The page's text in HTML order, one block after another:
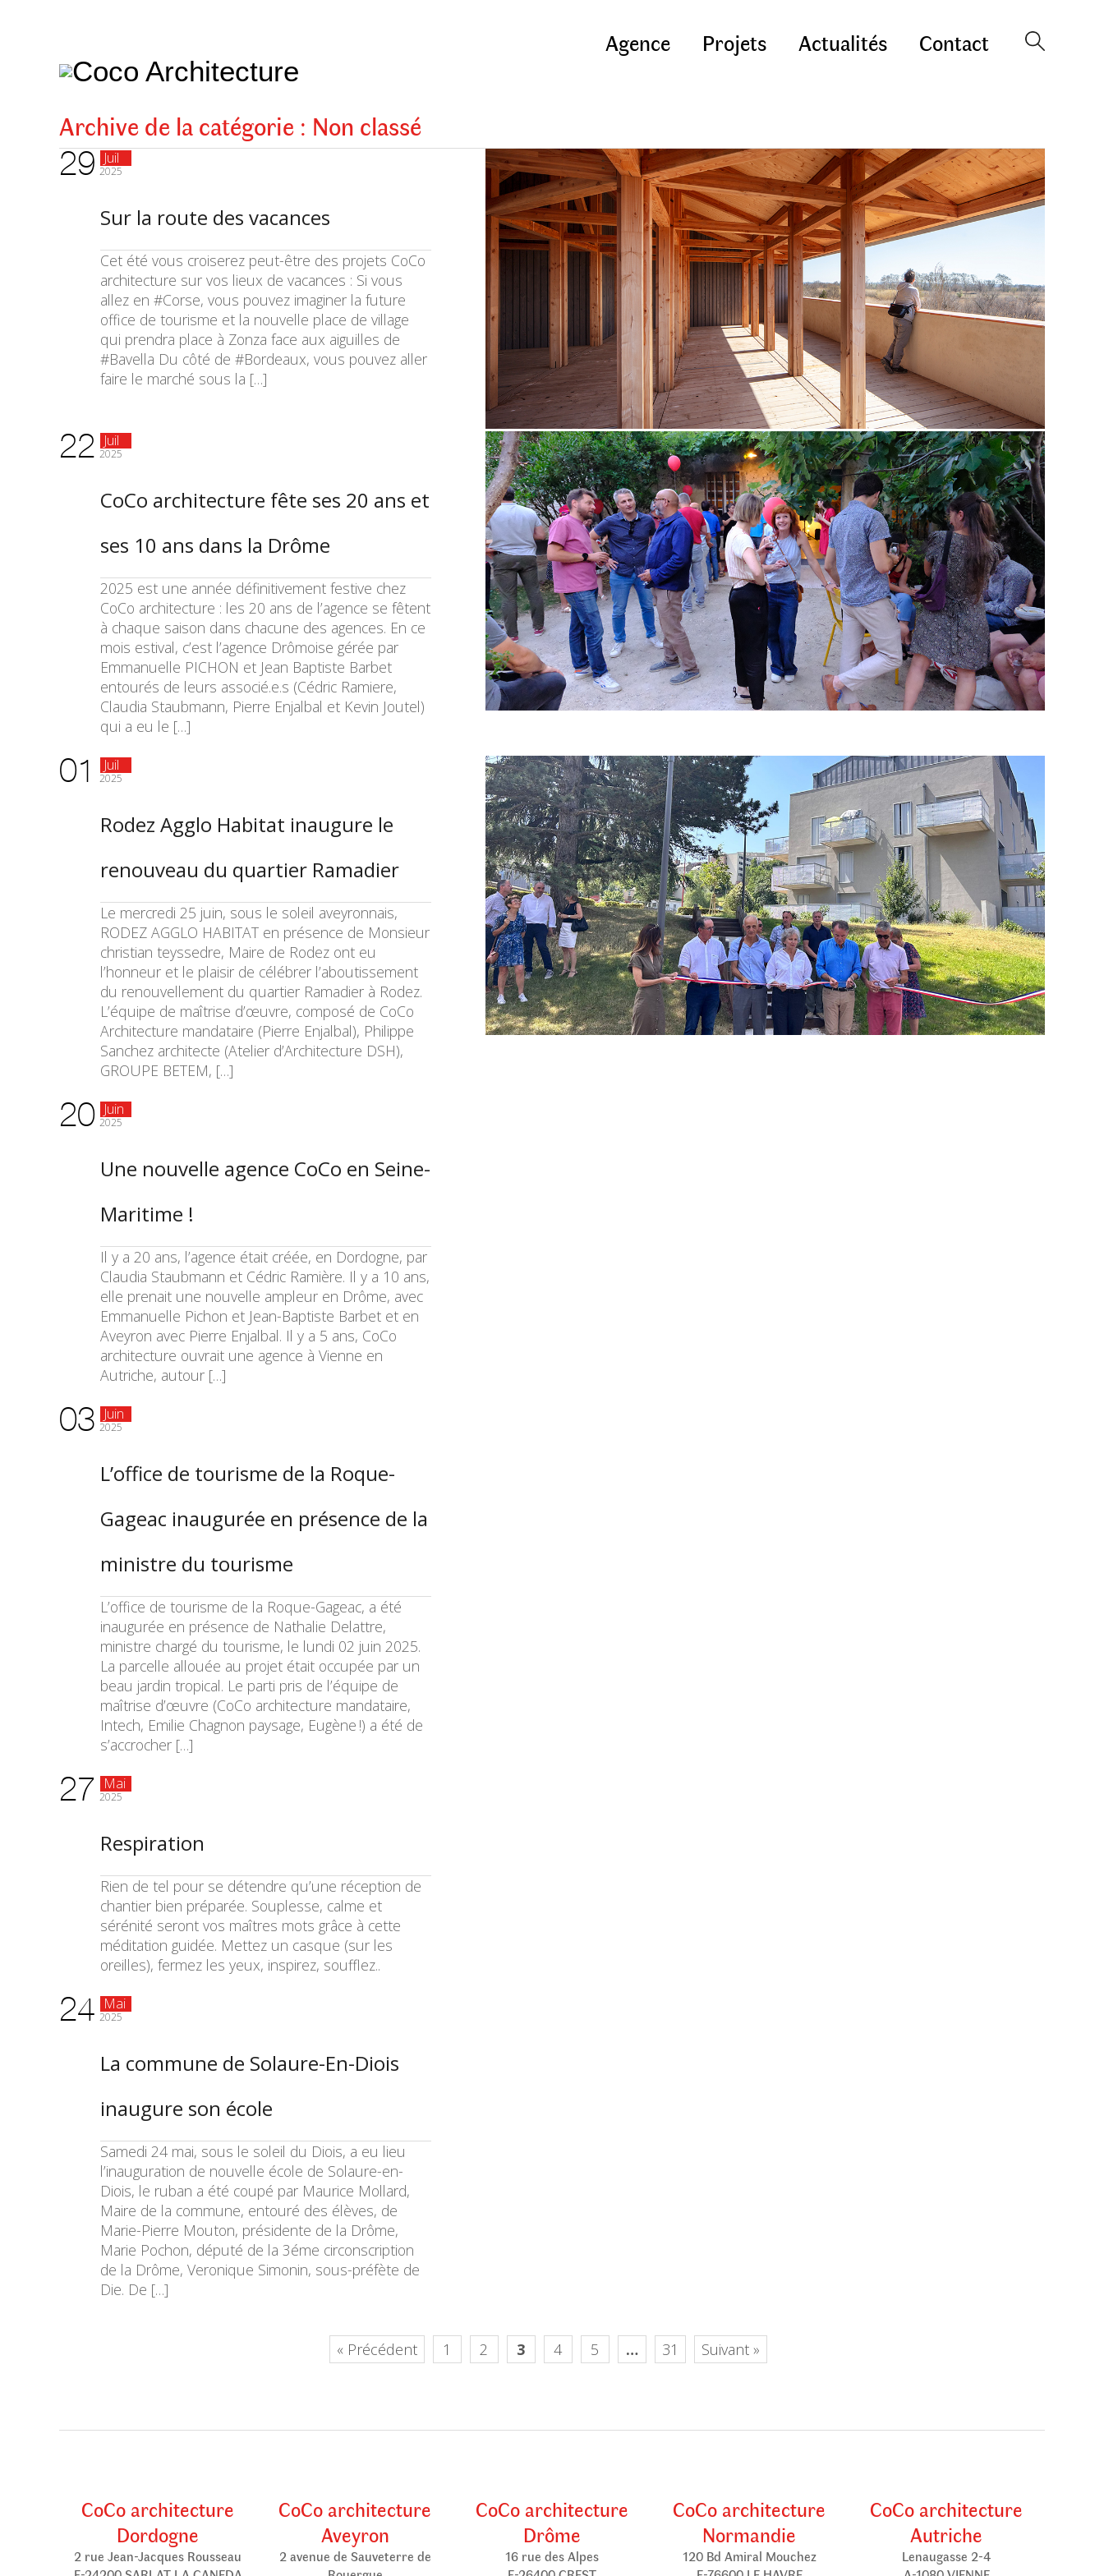
urbanisme,
etc.
Agence Projets Actualités Contact
Archive de la catégorie : Non classé
29 Juil
2025
Sur la route des vacances
Cet été vous croiserez peut-être des projets CoCo
architecture sur vos lieux de vacances : Si vous
allez en #Corse, vous pouvez imaginer la future
office de tourisme et la nouvelle place de village
qui prendra place à Zonza face aux aiguilles de
#Bavella Du côté de #Bordeaux, vous pouvez aller
faire le marché sous la […]
22 Juil
2025
CoCo architecture fête ses 20 ans et
ses 10 ans dans la Drôme
2025 est une année définitivement festive chez
CoCo architecture : les 20 ans de l’agence se fêtent
à chaque saison dans chacune des agences. En ce
mois estival, c’est l’agence Drômoise gérée par
Emmanuelle PICHON et Jean Baptiste Barbet
entourés de leurs associé.e.s (Cédric Ramiere,
Claudia Staubmann, Pierre Enjalbal et Kevin Joutel)
qui a eu le […]
01 Juil
2025
Rodez Agglo Habitat inaugure le
renouveau du quartier Ramadier
Le mercredi 25 juin, sous le soleil aveyronnais,
RODEZ AGGLO HABITAT en présence de Monsieur
christian teyssedre, Maire de Rodez ont eu
l’honneur et le plaisir de célébrer l’aboutissement
du renouvellement du quartier Ramadier à Rodez.
L’équipe de maîtrise d’œuvre, composé de CoCo
Architecture mandataire (Pierre Enjalbal), Philippe
Sanchez architecte (Atelier d’Architecture DSH),
GROUPE BETEM, […]
20 Juin
2025
Une nouvelle agence CoCo en Seine-
Maritime !
Il y a 20 ans, l’agence était créée, en Dordogne, par
Claudia Staubmann et Cédric Ramière. Il y a 10 ans,
elle prenait une nouvelle ampleur en Drôme, avec
Emmanuelle Pichon et Jean-Baptiste Barbet et en
Aveyron avec Pierre Enjalbal. Il y a 5 ans, CoCo
architecture ouvrait une agence à Vienne en
Autriche, autour […]
03 Juin
2025
L’office de tourisme de la Roque-
Gageac inaugurée en présence de la
ministre du tourisme
L’office de tourisme de la Roque-Gageac, a été
inaugurée en présence de Nathalie Delattre,
ministre chargé du tourisme, le lundi 02 juin 2025.
La parcelle allouée au projet était occupée par un
beau jardin tropical. Le parti pris de l’équipe de
maîtrise d’œuvre (CoCo architecture mandataire,
Intech, Emilie Chagnon paysage, Eugène !) a été de
s’accrocher […]
27 Mai
2025
Respiration
Rien de tel pour se détendre qu’une réception de
chantier bien préparée. Souplesse, calme et
sérénité seront vos maîtres mots grâce à cette
méditation guidée. Mettez un casque (sur les
oreilles), fermez les yeux, inspirez, soufflez..
24 Mai
2025
La commune de Solaure-En-Diois
inaugure son école
Samedi 24 mai, sous le soleil du Diois, a eu lieu
l’inauguration de nouvelle école de Solaure-en-
Diois, le ruban a été coupé par Maurice Mollard,
Maire de la commune, entouré des élèves, de
Marie-Pierre Mouton, présidente de la Drôme,
Marie Pochon, député de la 3éme circonscription
de la Drôme, Veronique Simonin, sous-préfète de
Die. De […]
« Précédent 1 2 3 4 5 … 31 Suivant »
CoCo architecture
Dordogne
2 rue Jean-Jacques Rousseau
CoCo architecture
Aveyron
2 avenue de Sauveterre de
CoCo architecture
Drôme
16 rue des Alpes
CoCo architecture
Normandie
120 Bd Amiral Mouchez
CoCo architecture
Autriche
Lenaugasse 2-4